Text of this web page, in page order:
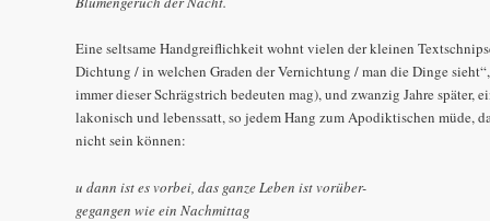
Eine seltsame Handgreiflichkeit wohnt vielen der kleinen
Dichtung / in welchen Graden der Vernichtung / man die Dinge
immer dieser Schrägstrich bedeuten mag), und zwanzig Jahre später,
lakonisch und lebenssatt, so jedem Hang zum Apodiktischen müde,
nicht sein können:
u dann ist es vorbei, das ganze Leben ist vorüber-
gegangen wie ein Nachmittag